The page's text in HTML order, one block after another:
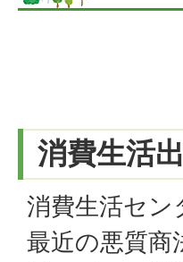
消費生活
消費生活セン
最近の悪質商